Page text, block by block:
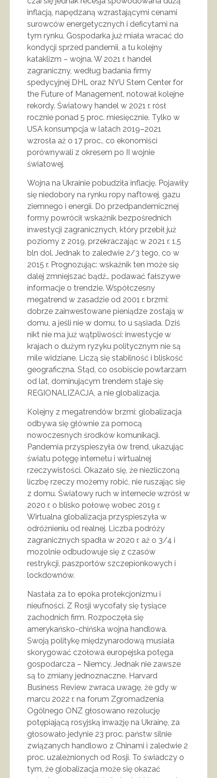
inflacją, napędzaną wzrastającymi cenami
surowców energetycznych i deficytami na
tym rynku. Gospodarka już miała wracać do
kondycji sprzed pandemii, a tu kolejny
kataklizm – wojna. W 2021 r. handel
zagraniczny, według badania firmy
spedycyjnej DHL oraz NYU Stern Center for
the Future of Management, notował kolejne
rekordy. Światowy handel w 2021 r. rósł
rocznie ponad 5 proc. miesięcznie. Tylko w
USA konsumpcja w latach 2019–2021
wzrosła aż o 17 proc., co ekonomiści
porównywali z okresem po II wojnie
światowej.
Wojna na Ukrainie pobudziła inflację. Pojawiły
się niedobory na rynku ropy naftowej, gazu
ziemnego i energii. Do przedpandemicznej
formy powrócił wskaźnik bezpośrednich
inwestycji zagranicznych, który przebił już
poziomy z 2019, przekraczając w 2021 r. 1,5
bln dol. Jednak to zaledwie 2/3 tego, co w
2015 r. Prognozując: wskaźnik ten może się
dalej zmniejszać bądź… podawać fałszywe
informacje o trendzie. Współczesny
megatrend w zasadzie od 2001 r. brzmi:
dobrze zainwestowane pieniądze zostają w
domu, a jeśli nie w domu, to u sąsiada. Dziś
nikt nie ma już wątpliwości: inwestycje w
krajach o dużym ryzyku politycznym nie są
mile widziane. Liczą się stabilność i bliskość
geograficzna. Stąd, co osobiście powtarzam
od lat, dominującym trendem staje się
REGIONALIZACJA, a nie globalizacja.
Kolejny z megatrendów brzmi: globalizacja
odbywa się głównie za pomocą
nowoczesnych środków komunikacji.
Pandemia przyspieszyła ów trend, ukazując
światu potęgę internetu i wirtualnej
rzeczywistości. Okazało się, że niezliczoną
liczbę rzeczy możemy robić, nie ruszając się
z domu. Światowy ruch w internecie wzrósł w
2020 r. o blisko połowę wobec 2019 r.
Wirtualna globalizacja przyspieszyła w
odróżnieniu od realnej. Liczba podróży
zagranicznych spadła w 2020 r. aż o 3/4 i
mozolnie odbudowuje się z czasów
restrykcji, paszportów szczepionkowych i
lockdownów.
Nastała za to epoka protekcjonizmu i
nieufności. Z Rosji wycofały się tysiące
zachodnich firm. Rozpoczęła się
amerykańsko-chińska wojna handlowa.
Swoją politykę międzynarodową musiała
skorygować czołowa europejska potęga
gospodarcza – Niemcy. Jednak nie zawsze
są to zmiany jednoznaczne. Harvard
Business Review zwraca uwagę, że gdy w
marcu 2022 r. na forum Zgromadzenia
Ogólnego ONZ głosowano rezolucję
potępiającą rosyjską inwazję na Ukrainę, za
głosowało jedynie 23 proc. państw silnie
związanych handlowo z Chinami i zaledwie 2
proc. uzależnionych od Rosji. To świadczy o
tym, że globalizacja może się okazać